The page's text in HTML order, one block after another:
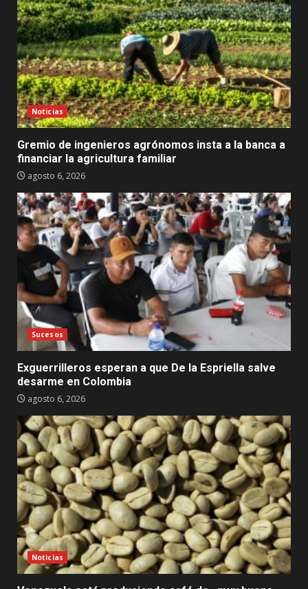
Noticias
Gremio de ingenieros agrónomos insta a la banca a
financiar la agricultura familiar
agosto 6, 2026
Sucesos
Exguerrilleros esperan a que De la Espriella salve
desarme en Colombia
agosto 6, 2026
Noticias